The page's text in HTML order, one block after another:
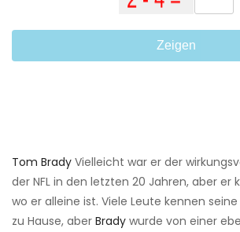
Zeigen
Tom Brady Vielleicht war er der
der NFL in den letzten 20 Jahren, aber er
wo er alleine ist. Viele Leute kennen
zu Hause, aber Brady wurde von einer